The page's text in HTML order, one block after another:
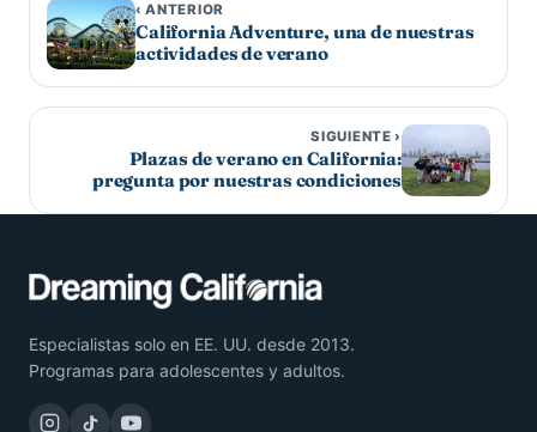
‹ ANTERIOR
California Adventure, una de nuestras
actividades de verano
SIGUIENTE ›
Plazas de verano en California:
pregunta por nuestras condiciones
Especialistas solo en EE. UU. desde 2013.
Programas para adolescentes y adultos.